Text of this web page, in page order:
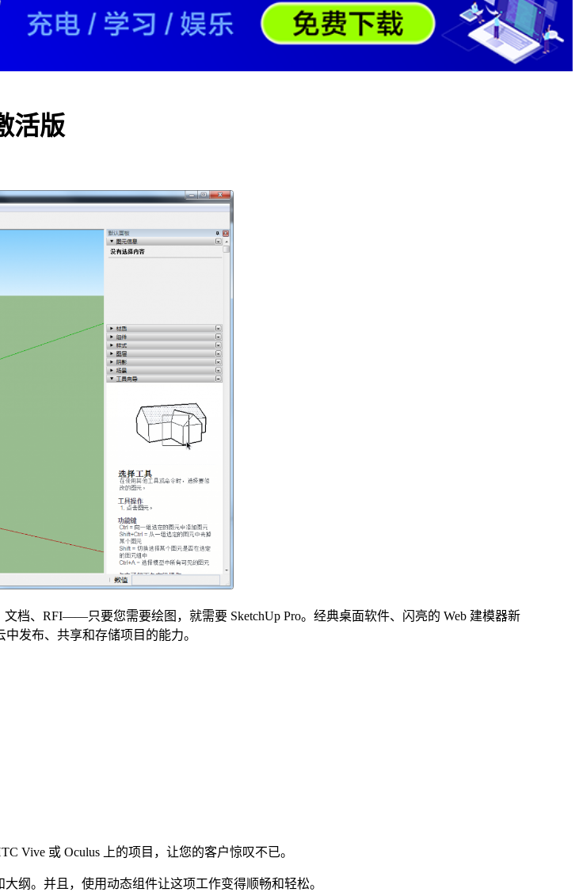
活版
档、RFI——只要您需要绘图，就需要 SketchUp Pro。经典桌面软件、闪亮的 Web 建模器新
发布、共享和存储项目的能力。
Vive 或 Oculus 上的项目，让您的客户惊叹不已。
纲。并且，使用动态组件让这项工作变得顺畅和轻松。